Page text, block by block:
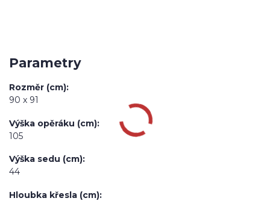
Parametry
Rozměr (cm)
90 x 91
Výška opěráku (cm)
105
Výška sedu (cm)
44
Hloubka křesla (cm)